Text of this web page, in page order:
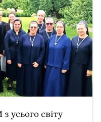
усього світу